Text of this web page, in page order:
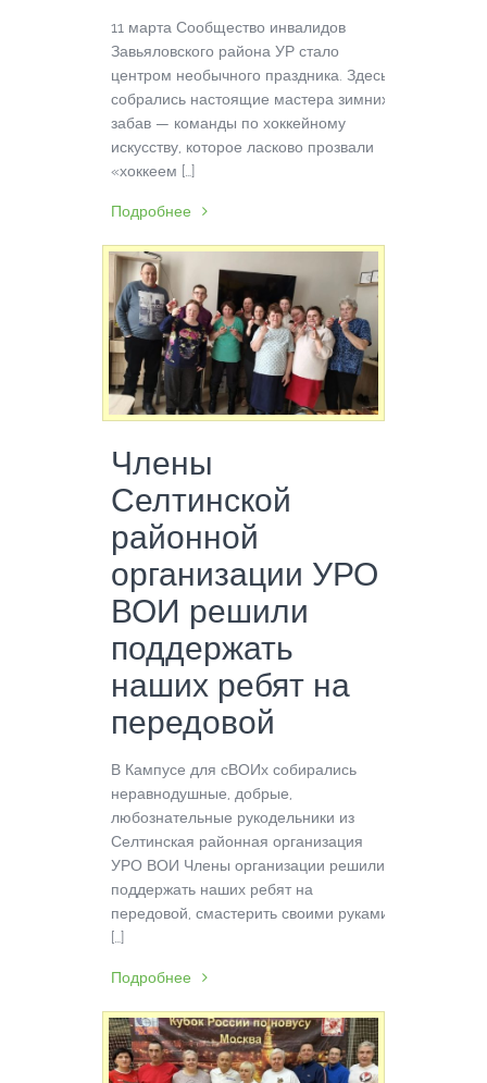
11 марта Сообщество инвалидов
Завьяловского района УР стало
центром необычного праздника. Здесь
собрались настоящие мастера зимних
забав — команды по хоккейному
искусству, которое ласково прозвали
«хоккеем […]
Подробнее
Члены
Селтинской
районной
организации УРО
ВОИ решили
поддержать
наших ребят на
передовой
В Кампусе для сВОИх собирались
неравнодушные, добрые,
любознательные рукодельники из
Селтинская районная организация
УРО ВОИ Члены организации решили
поддержать наших ребят на
передовой, смастерить своими руками
[…]
Подробнее